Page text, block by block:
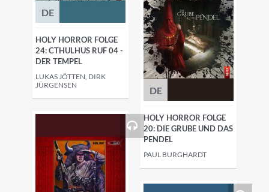
DE
HOLY HORROR FOLGE
24: CTHULHUS RUF 04 -
DER TEMPEL
LUKAS JÖTTEN, DIRK
JÜRGENSEN
DE
HOLY HORROR FOLGE
20: DIE GRUBE UND DAS
PENDEL
PAUL BURGHARDT